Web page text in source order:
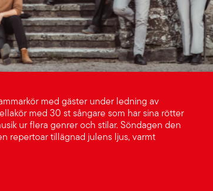
med gäster under ledning av
med 30 st sångare som har sina rötter
ur flera genrer och stilar. Söndagen den
repertoar tillägnad julens ljus, varmt